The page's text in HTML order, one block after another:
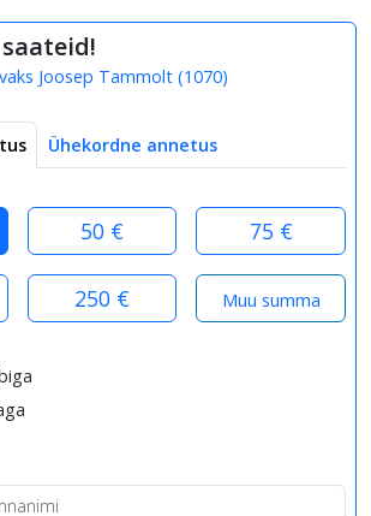
Joosep Tammolt (1070)
Ühekordne annetus
50 € 75 €
250 €